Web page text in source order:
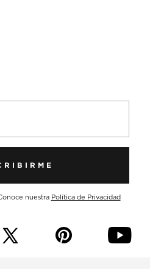
nuestra Política de Privacidad
p y